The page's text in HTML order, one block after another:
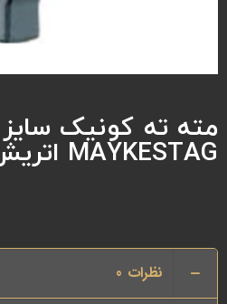
MAYKESTAG اتریش
نظرات 0